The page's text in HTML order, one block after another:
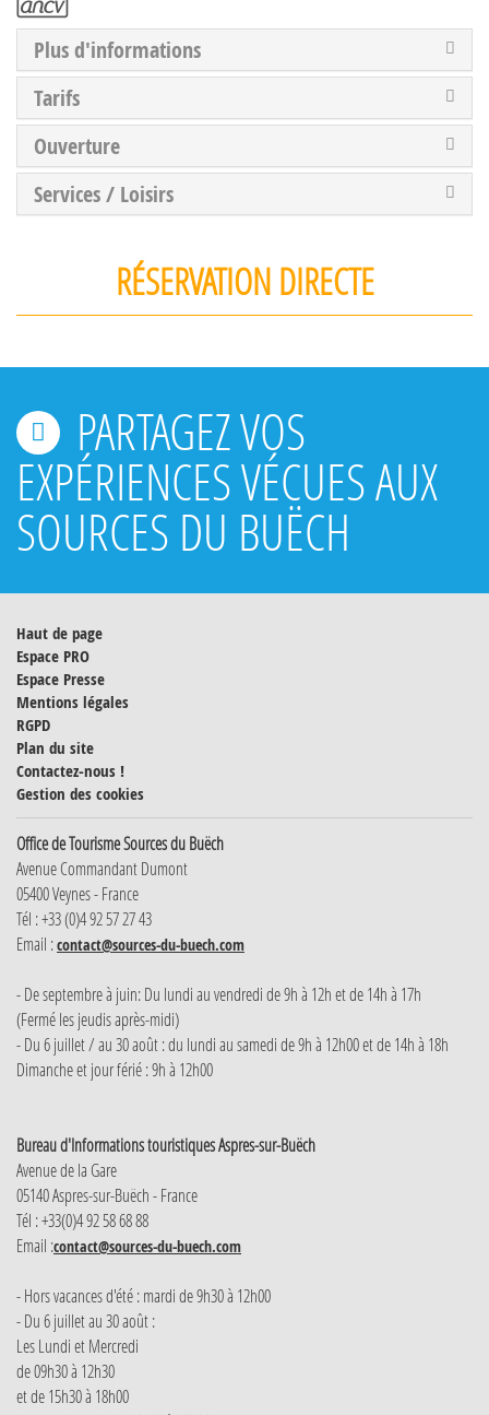
Plus d'informations
Tarifs
Ouverture
Services / Loisirs
RÉSERVATION DIRECTE
PARTAGEZ VOS
EXPÉRIENCES VÉCUES AUX
SOURCES DU BUËCH
Haut de page
Espace PRO
Espace Presse
Mentions légales
RGPD
Plan du site
Contactez-nous !
Gestion des cookies
Office de Tourisme Sources du Buëch
Avenue Commandant Dumont
05400 Veynes - France
Tél : +33 (0)4 92 57 27 43
Email :contact@sources-du-buech.com
- De septembre à juin: Du lundi au vendredi de 9h à 12h et de 14h à 17h
(Fermé les jeudis après-midi)
- Du 6 juillet / au 30 août : du lundi au samedi de 9h à 12h00 et de 14h à 18h
Dimanche et jour férié : 9h à 12h00
Bureau d'Informations touristiques Aspres-sur-Buëch
Avenue de la Gare
05140 Aspres-sur-Buëch - France
Tél : +33(0)4 92 58 68 88
Email :contact@sources-du-buech.com
- Hors vacances d'été : mardi de 9h30 à 12h00
- Du 6 juillet au 30 août :
Les Lundi et Mercredi
de 09h30 à 12h30
et de 15h30 à 18h00